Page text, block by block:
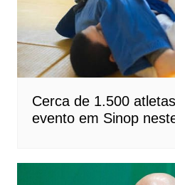
Cerca de 1.500
evento em Sinop